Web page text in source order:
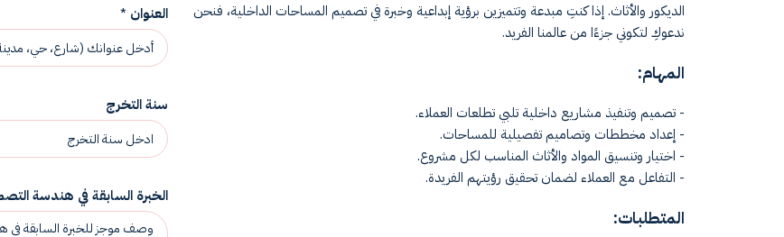
الديكور والأثاث. إذا كنتِ مبدعة وتتميزين برؤية إبداعية وخبرة في تصميم المساحات الداخلية، فنحن
ندعوكِ لتكوني جزءًا من عالمنا الفريد.
المهام:
- تصميم وتنفيذ مشاريع داخلية تلبي تطلعات العملاء.
- إعداد مخططات وتصاميم تفصيلية للمساحات.
- اختيار وتنسيق المواد والأثاث المناسب لكل مشروع.
- التفاعل مع العملاء لضمان تحقيق رؤيتهم الفريدة.
المتطلبات:
العنوان *
سنة التخرج
الخبرة السابقة في هندسة